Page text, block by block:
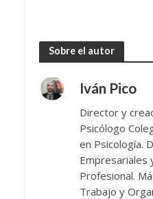
Sobre el autor
Iván Pico
Director y
Psicólogo
en Psicología.
Empresariales
Profesional.
Trabajo y